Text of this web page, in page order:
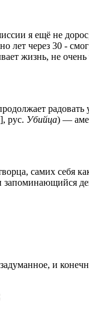
я ещё не
лет через 30 -
жизнь, не
рус. Убийца) —
самих себя
запоминающийся
и